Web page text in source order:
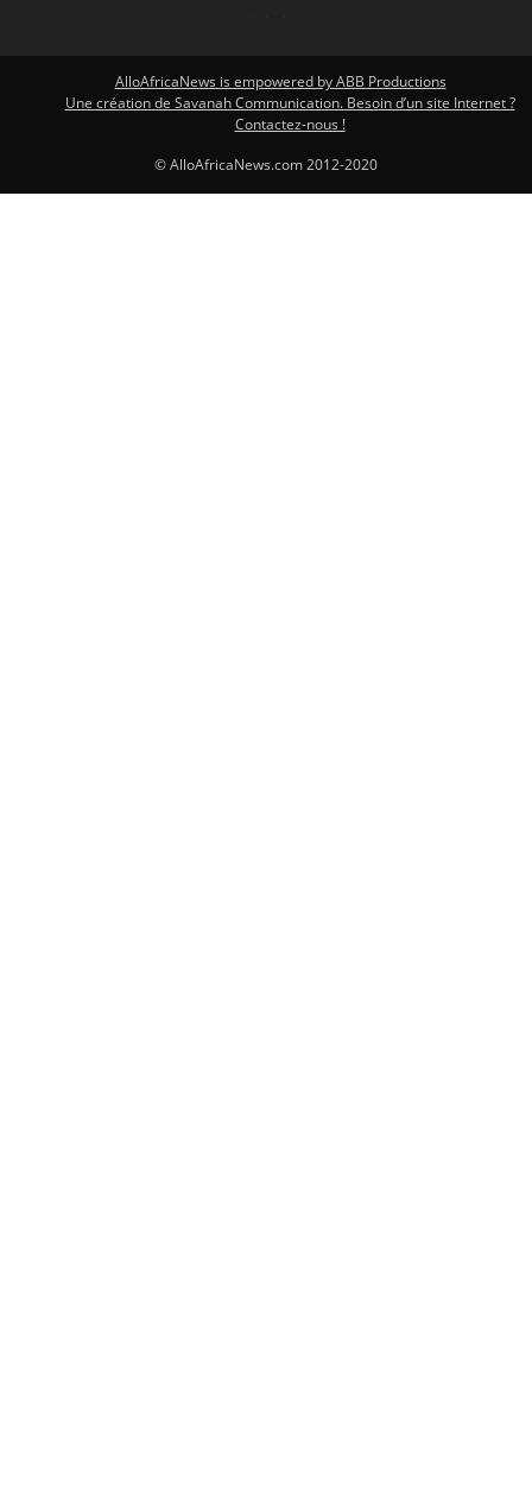
AlloAfricaNews is empowered by ABB Productions
Une création de Savanah Communication. Besoin d’un site Internet ?
Contactez-nous !
© AlloAfricaNews.com 2012-2020